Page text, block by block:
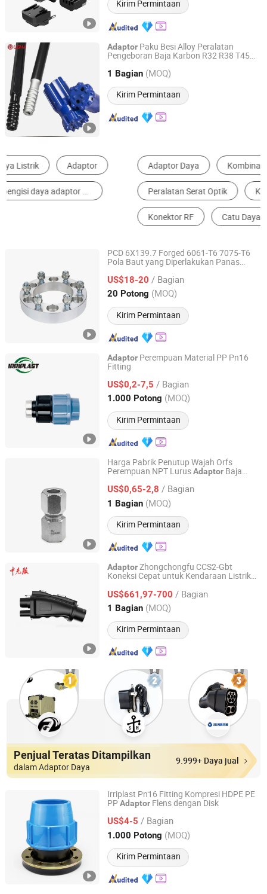
Kirim Permintaan
Adaptor Paku Besi Alloy Peralatan
Pengeboran Baja Karbon R32 R38 T45
1 Bagian (MOQ)
Kirim Permintaan
ChongQing Ug Heavy Machinery Co., Ltd.
Chongqing, China Harga mulai 2025
Adaptor Daya Kombinasi & Fitting Sambungan
Peralatan Serat Optik Konektor Fiber
Catu Daya Saklar
PCD 6X139.7 Forged 6061-T6 7075-T6
Pola Baut yang Diperlakukan Panas
Perak Adapter yang Dikerjakan CNC
dengan Presisi
US$18-20 / Bagian
20 Potong (MOQ)
Kirim Permintaan
Heng Tian Technological Development Co., Ltd.
Jiangsu, China Harga mulai 2026
Adaptor Perempuan Material PP Pn16
Fitting
US$0,2-7,5 / Bagian
1.000 Potong (MOQ)
Kirim Permintaan
Ningbo Irriplast Irrigation Systems CO., LTD.
Zhejiang, China Harga mulai 2020
Harga Pabrik Penutup Wajah Orfs
Perempuan NPT LurusAdaptor Baja
US$0,65-2,8 / Bagian
1 Bagian (MOQ)
Kirim Permintaan
Ningbo Ningji Machinery Technology Co., Ltd
Zhejiang, China Harga mulai 2026
AdaptorZhongchongfu CCS2-Gbt
Koneksi Cepat untuk Kendaraan Listrik
dengan Desain Kompak, Cangkang Kuat,
dan Operasi Sederhana
US$661,97-700 / Bagian
1 Bagian (MOQ)
Kirim Permintaan
Anhui Zhongchongfu Iot Technology Co., Ltd.
Anhui, China Harga mulai 2025
Penjual Teratas Ditampilkan
dalam Adaptor Daya
9.999+ Daya jual
Irriplast Pn16 Fitting Kompresi HDPE PE
PPAdaptor Flens dengan Disk
US$4-5 / Bagian
1.000 Potong (MOQ)
Kirim Permintaan
Ningbo Irriplast Irrigation Systems CO., LTD.
Zhejiang, China Harga mulai 2020